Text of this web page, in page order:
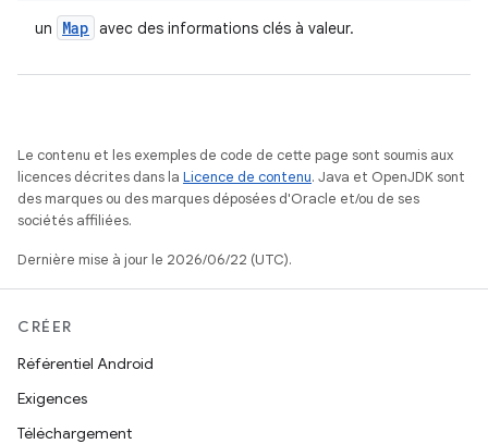
un Map avec des informations clés à valeur.
Le contenu et les exemples de code de cette page sont soumis aux
licences décrites dans la Licence de contenu. Java et OpenJDK sont
des marques ou des marques déposées d'Oracle et/ou de ses
sociétés affiliées.
Dernière mise à jour le 2026/06/22 (UTC).
CRÉER
Référentiel Android
Exigences
Téléchargement